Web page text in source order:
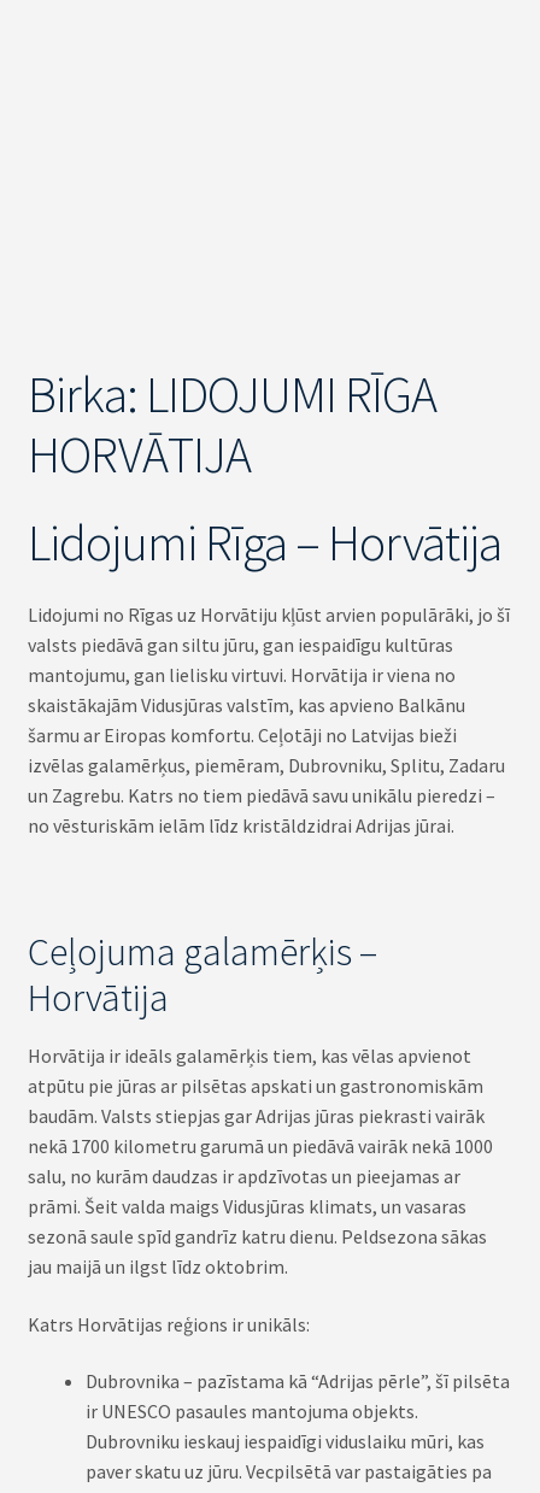
Birka: LIDOJUMI RĪGA
HORVĀTIJA
Lidojumi Rīga – Horvātija
Lidojumi no Rīgas uz Horvātiju kļūst arvien populārāki, jo šī
valsts piedāvā gan siltu jūru, gan iespaidīgu kultūras
mantojumu, gan lielisku virtuvi. Horvātija ir viena no
skaistākajām Vidusjūras valstīm, kas apvieno Balkānu
šarmu ar Eiropas komfortu. Ceļotāji no Latvijas bieži
izvēlas galamērķus, piemēram, Dubrovniku, Splitu, Zadaru
un Zagrebu. Katrs no tiem piedāvā savu unikālu pieredzi –
no vēsturiskām ielām līdz kristāldzidrai Adrijas jūrai.
Ceļojuma galamērķis –
Horvātija
Horvātija ir ideāls galamērķis tiem, kas vēlas apvienot
atpūtu pie jūras ar pilsētas apskati un gastronomiskām
baudām. Valsts stiepjas gar Adrijas jūras piekrasti vairāk
nekā 1700 kilometru garumā un piedāvā vairāk nekā 1000
salu, no kurām daudzas ir apdzīvotas un pieejamas ar
prāmi. Šeit valda maigs Vidusjūras klimats, un vasaras
sezonā saule spīd gandrīz katru dienu. Peldsezona sākas
jau maijā un ilgst līdz oktobrim.
Katrs Horvātijas reģions ir unikāls:
Dubrovnika – pazīstama kā “Adrijas pērle”, šī pilsēta
ir UNESCO pasaules mantojuma objekts.
Dubrovniku ieskauj iespaidīgi viduslaiku mūri, kas
paver skatu uz jūru. Vecpilsētā var pastaigāties pa